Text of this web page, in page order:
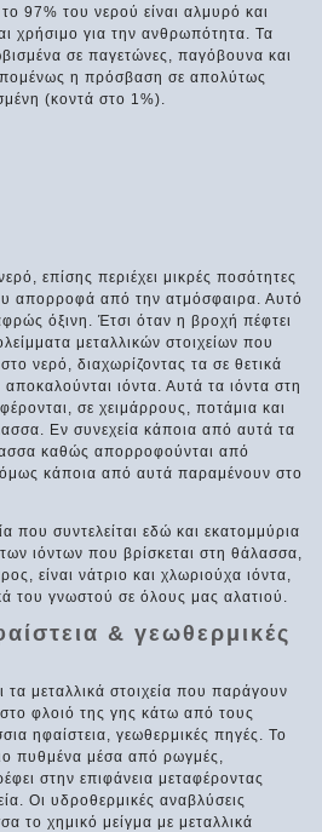
το 97% του νερού είναι αλμυρό και
χρήσιμο για την ανθρωπότητα. Τα
σε παγετώνες, παγόβουνα και
η πρόσβαση σε απολύτως
(κοντά στο 1%).
επίσης περιέχει μικρές ποσότητες
απορροφά από την ατμόσφαιρα. Αυτό
όξινη. Έτσι όταν η βροχή πέφτει
μεταλλικών στοιχείων που
νερό, διαχωρίζοντας τα σε θετικά
ιόντα. Αυτά τα ιόντα στη
σε χειμάρρους, ποτάμια και
Εν συνεχεία κάποια από αυτά τα
καθώς απορροφούνται από
κάποια από αυτά παραμένουν στο
που συντελείται εδώ και εκατομμύρια
ιόντων που βρίσκεται στη θάλασσα,
είναι νάτριο και χλωριούχα ιόντα,
του γνωστού σε όλους μας αλατιού.
& γεωθερμικές
τα μεταλλικά στοιχεία που παράγουν
φλοιό της γης κάτω από τους
ηφαίστεια, γεωθερμικές πηγές. Το
πυθμένα μέσα από ρωγμές,
στην επιφάνεια μεταφέροντας
Οι υδροθερμικές αναβλύσεις
το χημικό μείγμα με μεταλλικά